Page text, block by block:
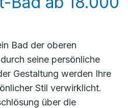
Bad der oberen
seine persönliche
Gestaltung werden Ihre
Stil verwirklicht.
über die